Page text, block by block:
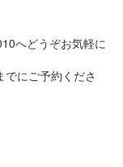
へどうぞお気軽に
にご予約くださ